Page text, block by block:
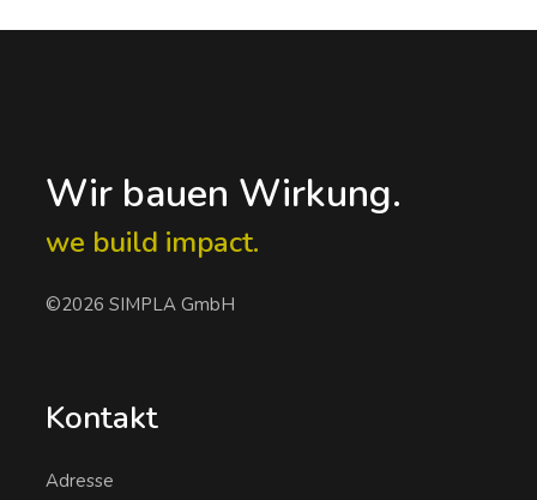
Wir bauen Wirkung.
we build impact.
©2026 SIMPLA GmbH
Kontakt
Adresse